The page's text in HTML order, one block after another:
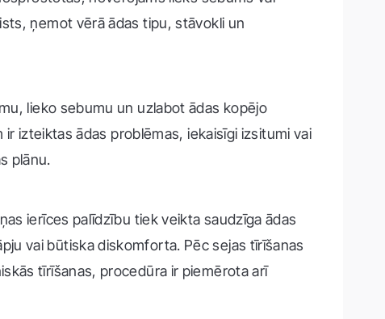
ņemot vērā ādas tipu, stāvokli un
lieko sebumu un uzlabot ādas kopējo
izteiktas ādas problēmas, iekaisīgi izsitumi vai
plānu.
ierīces palīdzību tiek veikta saudzīga ādas
vai būtiska diskomforta. Pēc sejas tīrīšanas
tīrīšanas, procedūra ir piemērota arī